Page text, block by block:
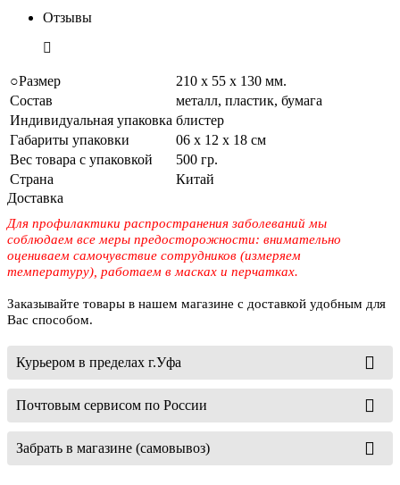
Отзывы
○Размер
210 х 55 х 130 мм.
Состав
металл, пластик, бумага
Индивидуальная упаковка блистер
Габариты упаковки
06 х 12 х 18 см
Вес товара с упаковкой
500 гр.
Страна
Китай
Доставка
Для профилактики распространения заболеваний мы
соблюдаем все меры предосторожности: внимательно
оцениваем самочувствие сотрудников (измеряем
температуру), работаем в масках и перчатках.
Заказывайте товары в нашем магазине с доставкой удобным для
Вас способом.
Курьером в пределах г.Уфа
Почтовым сервисом по России
Забрать в магазине (самовывоз)